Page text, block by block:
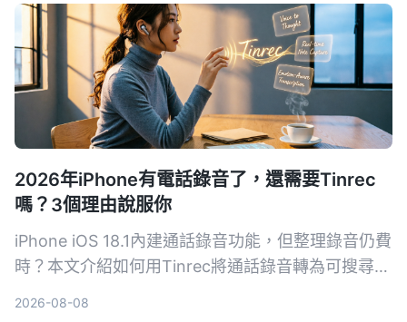
2026年iPhone有電話錄音了，還需要Tinrec
嗎？3個理由說服你
iPhone iOS 18.1內建通話錄音功能，但整理錄音仍費
時？本文介紹如何用Tinrec將通話錄音轉為可搜尋的
2026-08-08